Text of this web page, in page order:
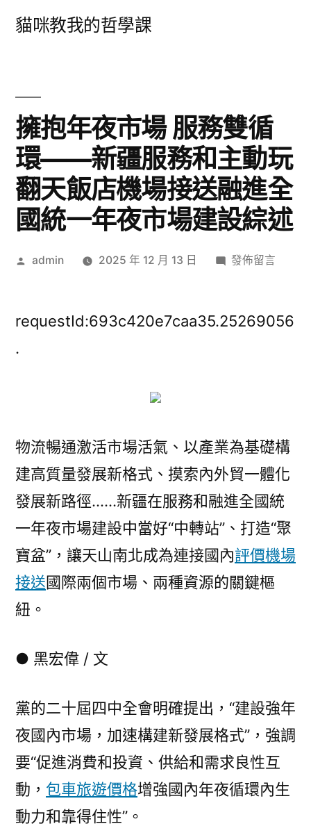
貓咪教我的哲學課
擁抱年夜市場 服務雙循
環——新疆服務和主動玩
翻天飯店機場接送融進全
國統一年夜市場建設綜述
作
admin 2025 年 12 月 13 日
在
年
循
環
——
新
疆
服
和
飯
店
機
場
接
發佈留言
requestId:693c420e7caa35.25269056
.
物流暢通激活市場活氣、以產業為基礎構
建高質量發展新格式、摸索內外貿一體化
發展新路徑……新疆在服務和融進全國統
一年夜市場建設中當好“中轉站”、打造“聚
寶盆”，讓天山南北成為連接國內評價機場
接送國際兩個市場、兩種資源的關鍵樞
紐。
● 黑宏偉 / 文
黨的二十屆四中全會明確提出，“建設強年
夜國內市場，加速構建新發展格式”，強調
要“促進消費和投資、供給和需求良性互
動， 包車旅遊價格增強國內年夜循環內生
動力和靠得住性”。